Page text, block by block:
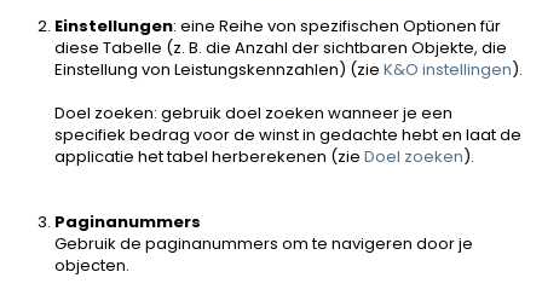
Einstellungen: eine Reihe von spezifischen Optionen für
diese Tabelle (z. B. die Anzahl der sichtbaren Objekte, die
Einstellung von Leistungskennzahlen) (zie K&O instellingen).
Doel zoeken: gebruik doel zoeken wanneer je een
specifiek bedrag voor de winst in gedachte hebt en laat de
applicatie het tabel herberekenen (zie Doel zoeken).
Paginanummers
Gebruik de paginanummers om te navigeren door je
objecten.